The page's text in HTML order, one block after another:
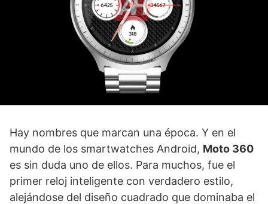
Hay nombres que marcan una época. Y en el
mundo de los smartwatches Android, Moto 360
es sin duda uno de ellos. Para muchos, fue el
primer reloj inteligente con verdadero estilo,
alejándose del diseño cuadrado que dominaba el